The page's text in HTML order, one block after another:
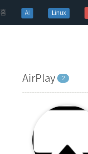
홈(current)
AI Linux
AirPlay 2